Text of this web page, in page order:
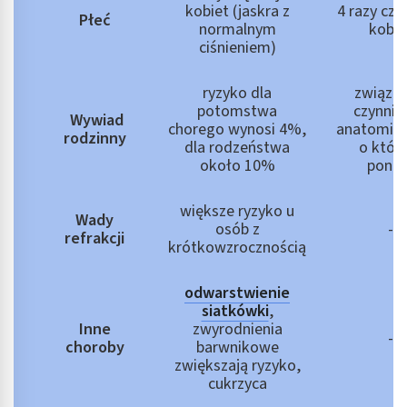
Płeć
kobiet (jaskra z
normalnym
ciśnieniem)
4 razy
Wywiad
rodzinny
ryzyko dla
potomstwa
chorego wynosi 4%,
dla rodzeństwa
około 10%
o
Wady
refrakcji
większe ryzyko u
osób z
krótkowzrocznością
-
Inne
choroby
odwarstwienie
siatkówki,
zwyrodnienia
barwnikowe
zwiększają ryzyko,
cukrzyca
-